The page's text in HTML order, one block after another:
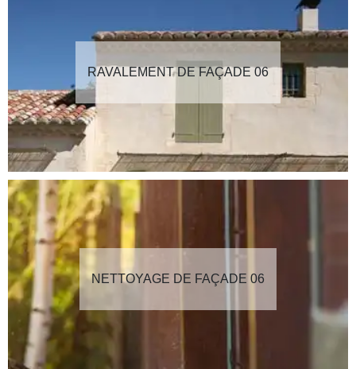
RAVALEMENT DE FAÇADE 06
NETTOYAGE DE FAÇADE 06